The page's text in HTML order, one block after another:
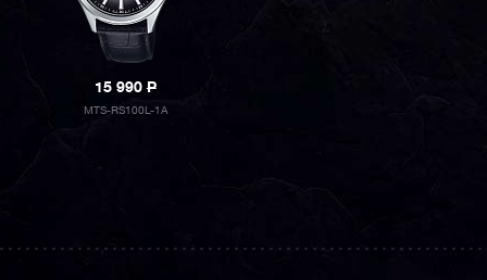
15 990P
MTS-RS100L-1A